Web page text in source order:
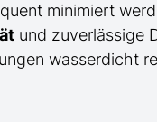
minimiert
und zuverlässige
wasserdicht